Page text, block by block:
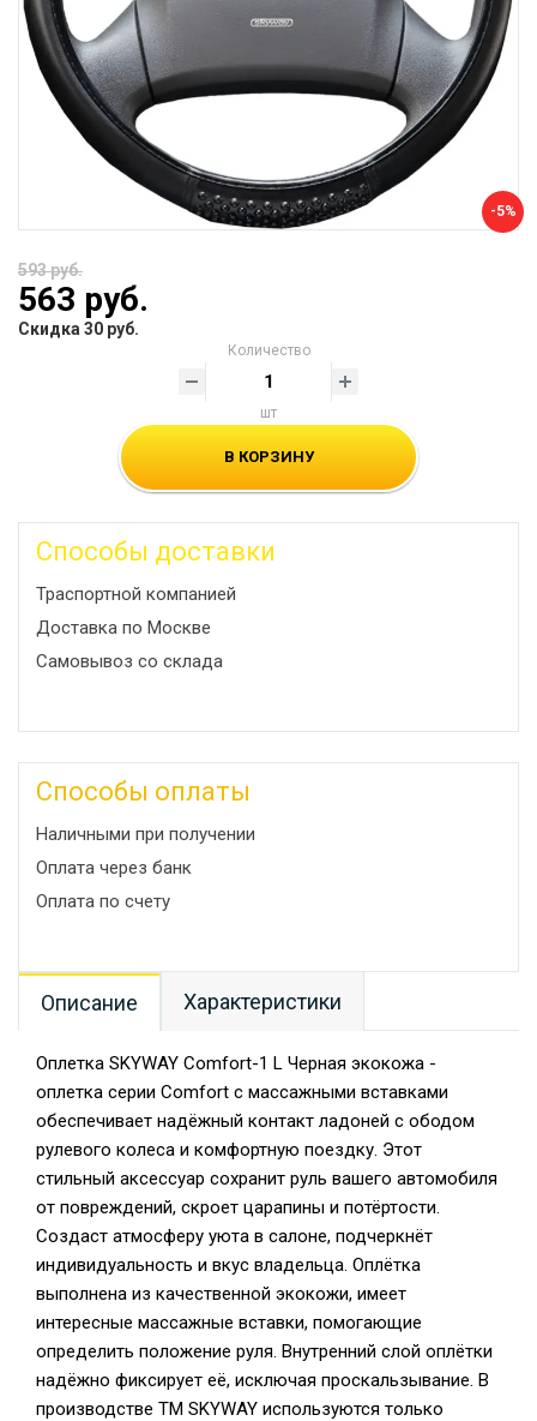
-5%
593 руб.
563 руб.
Скидка 30 руб.
Количество
шт
В КОРЗИНУ
Способы доставки
Траспортной компанией
Доставка по Москве
Самовывоз со склада
Способы оплаты
Наличными при получении
Оплата через банк
Оплата по счету
Описание Характеристики
Оплетка SKYWAY Comfort-1 L Черная экокожа -
оплетка серии Comfort с массажными вставками
обеспечивает надёжный контакт ладоней с ободом
рулевого колеса и комфортную поездку. Этот
стильный аксессуар сохранит руль вашего автомобиля
от повреждений, скроет царапины и потёртости.
Создаст атмосферу уюта в салоне, подчеркнёт
индивидуальность и вкус владельца. Оплётка
выполнена из качественной экокожи, имеет
интересные массажные вставки, помогающие
определить положение руля. Внутренний слой оплётки
надёжно фиксирует её, исключая проскальзывание. В
производстве TM SKYWAY используются только